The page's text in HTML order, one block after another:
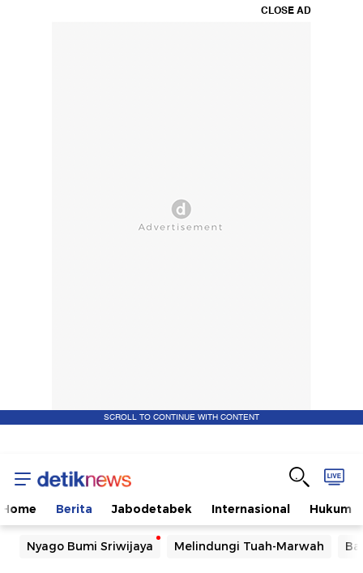
CLOSE AD
SCROLL TO CONTINUE WITH CONTENT
Home Berita Jabodetabek Internasional Hukum
Nyago Bumi Sriwijaya Melindungi Tuah-Marwah